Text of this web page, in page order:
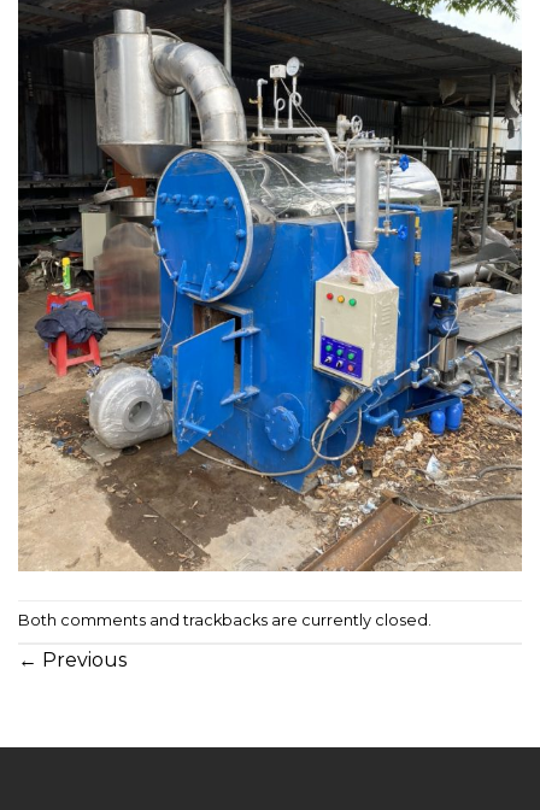
Both comments and trackbacks are currently closed.
← Previous